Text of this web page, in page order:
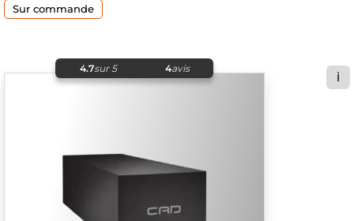
Sur commande
4.7sur 5 4avis
ℹ️